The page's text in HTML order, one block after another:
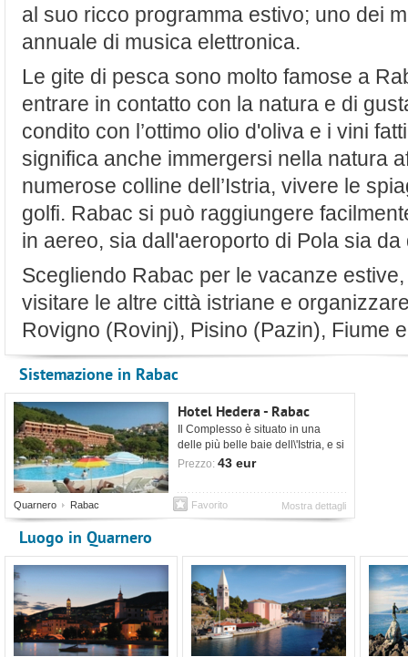
al suo ricco programma estivo; uno dei
annuale di musica elettronica.
Le gite di pesca sono molto famose a
entrare in contatto con la natura e di
condito con l’ottimo olio d'oliva e i vini
significa anche immergersi nella natura
numerose colline dell’Istria, vivere le
golfi. Rabac si può raggiungere
in aereo, sia dall'aeroporto di Pola sia da
Scegliendo Rabac per le vacanze
visitare le altre città istriane e
Rovigno (Rovinj), Pisino (Pazin), Fiume
Sistemazione in Rabac
Hotel Hedera - Rabac
Il Complesso è situato in una
delle più belle baie dell\'Istria, e si
affaccia direttamente sul mare.
Prezzo: 43 eur
Quarnero Rabac Mostra dettagli
Favorito
Luogo in Quarnero